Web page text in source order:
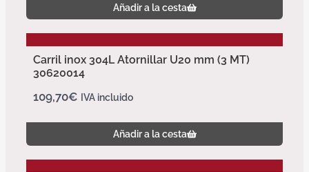
Añadir a la cesta
Carril inox 304L Atornillar U20 mm (3 MT)
30620014
109,70€ IVA incluido
Añadir a la cesta